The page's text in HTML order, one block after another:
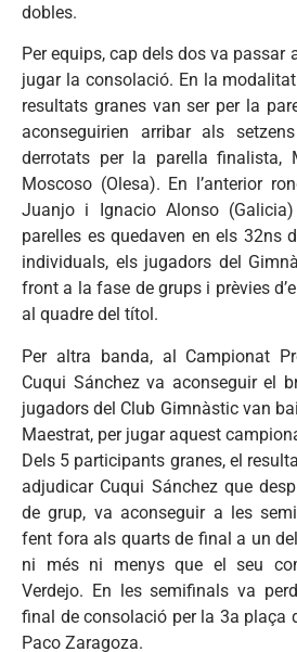
dobles.
Per equips, cap dels dos va passar
jugar la consolació. En la
resultats granes van ser per la
aconseguirien arribar als
derrotats per la parella finalista,
Moscoso (Olesa). En l’anterior
Juanjo i Ignacio Alonso
parelles es quedaven en els 32ns
individuals, els jugadors del
front a la fase de grups i prèvies
al quadre del títol.
Per altra banda, al Campionat
Cuqui Sánchez va aconseguir el
jugadors del Club Gimnàstic van
Maestrat, per jugar aquest
Dels 5 participants granes, el
adjudicar Cuqui Sánchez que
de grup, va aconseguir a les
fent fora als quarts de final a un
ni més ni menys que el seu
Verdejo. En les semifinals va
final de consolació per la 3a plaça
Paco Zaragoza.